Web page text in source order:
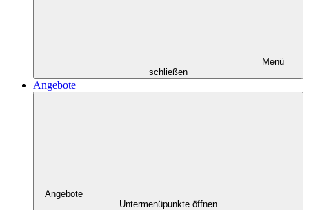
Menü
schließen
Angebote
Angebote
Untermenüpunkte öffnen